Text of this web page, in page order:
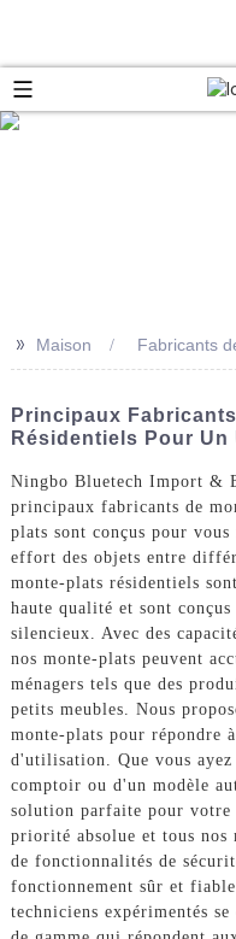
>> Maison Fabricants
Principaux
Résidentiels Pour Un
Ningbo Bluetech Import &
principaux fabricants de
plats sont conçus pour
effort des objets entre
monte-plats résidentiels
haute qualité et sont
silencieux. Avec des
nos monte-plats peuvent
ménagers tels que des
petits meubles. Nous
monte-plats pour répondre
d'utilisation. Que vous ayez
comptoir ou d'un modèle
solution parfaite pour votre
priorité absolue et tous nos
de fonctionnalités de
fonctionnement sûr et
techniciens expérimentés